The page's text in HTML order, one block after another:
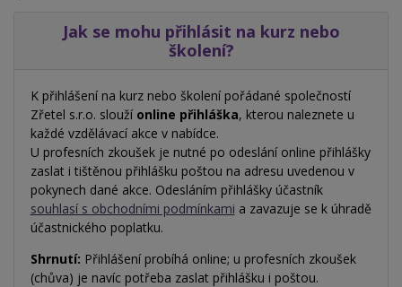
Jak se mohu přihlásit na kurz nebo
školení?
K přihlášení na kurz nebo školení pořádané společností
Zřetel s.r.o. slouží online přihláška, kterou naleznete u
každé vzdělávací akce v nabídce.
U profesních zkoušek je nutné po odeslání online přihlášky
zaslat i tištěnou přihlášku poštou na adresu uvedenou v
pokynech dané akce. Odesláním přihlášky účastník
souhlasí s obchodními podmínkami a zavazuje se k úhradě
účastnického poplatku.
Shrnutí: Přihlášení probíhá online; u profesních zkoušek
(chůva) je navíc potřeba zaslat přihlášku i poštou.